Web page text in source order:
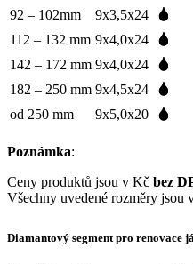
92 – 102mm
9x3,5x24
112 – 132 mm 9x4,0x24
142 – 172 mm 9x4,0x24
182 – 250 mm 9x4,5x24
od 250 mm
9x5,0x20
Poznámka:
Ceny produktů jsou v Kč bez
Všechny uvedené rozměry jsou
Diamantový segment pro renovace